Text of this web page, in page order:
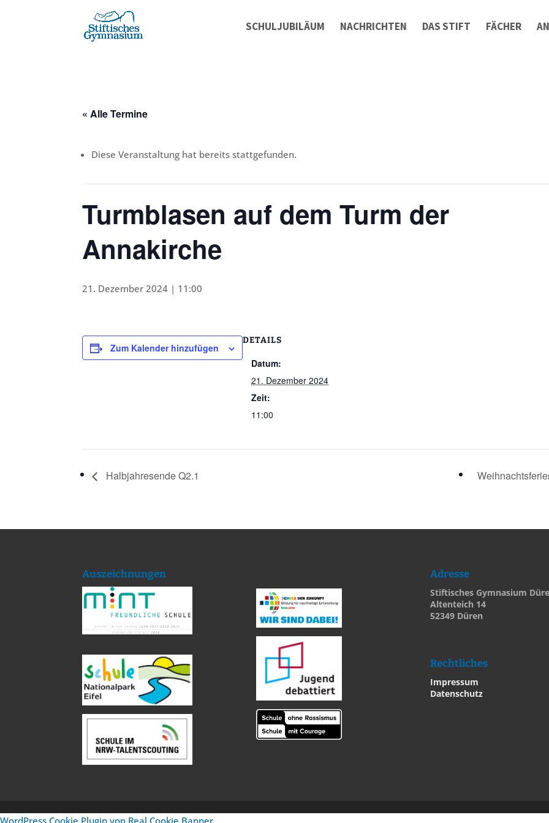
SCHULJUBILÄUM NACHRICHTEN DAS STIFT FÄCHER
« Alle Termine
Diese Veranstaltung hat bereits stattgefunden.
Turmblasen auf dem Turm der
Annakirche
21. Dezember 2024 | 11:00
Zum Kalender hinzufügen
DETAILS
Datum:
21. Dezember 2024
Zeit:
11:00
Halbjahresende Q2.1
Auszeichnungen Adresse
Stiftisches Gymnasium
Altenteich 14
52349 Düren
Rechtliches
Impressum
Datenschutz
WordPress Cookie Plugin von Real Cookie Banner